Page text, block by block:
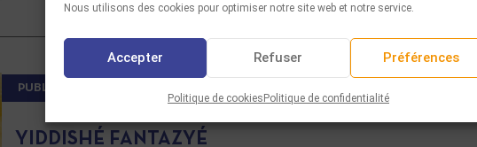
Nous utilisons des cookies pour optimiser notre site web et notre service.
Accepter Refuser Préférences
Politique de cookiesPolitique de confidentialité
PUBLICATIONS
YIDDISHÉ FANTAZYÉ